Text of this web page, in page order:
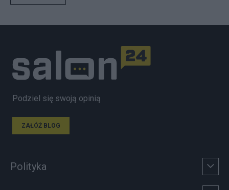
Podziel się swoją opinią
ZAŁÓŻ BLOG
Polityka